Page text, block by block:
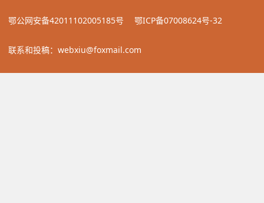
鄂公网安备42011102005185号 鄂ICP备07008624号-32
联系和投稿：webxiu@foxmail.com